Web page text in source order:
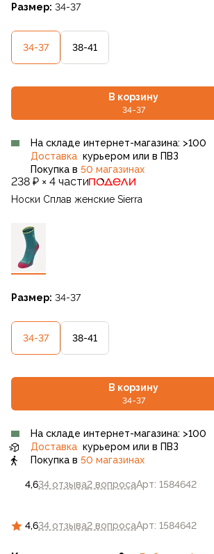
Размер: 34-37
34-37 38-41
В корзину
34-37
4,634 отзыва2 вопросаАрт: 1584642
На складе интернет-магазина: >100
Доставка курьером или в ПВЗ
Покупка в 50 магазинах
238 ₽ × 4 части
Носки Сплав женские Sierra
Размер: 34-37
34-37 38-41
В корзину
34-37
4,634 отзыва2 вопросаАрт: 1584642
На складе интернет-магазина: >100
Доставка курьером или в ПВЗ
Покупка в 50 магазинах